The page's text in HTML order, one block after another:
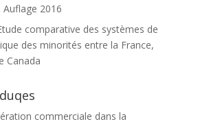
Auflage 2016
comparative des systèmes de
des minorités entre la France,
Canada
commerciale dans la